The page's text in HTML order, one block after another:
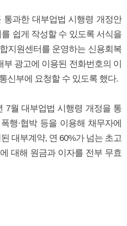
통과한 대부업법 시행령 개정안
쉽게 작성할 수 있도록 서식을
지원센터를 운영하는 신용회복
광고에 이용된 전화번호의 이
신부에 요청할 수 있도록 했다.
7월 대부업법 시행령 개정을 통
행·협박 등을 이용해 채무자에
대부계약, 연 60%가 넘는 초고
대해 원금과 이자를 전부 무효